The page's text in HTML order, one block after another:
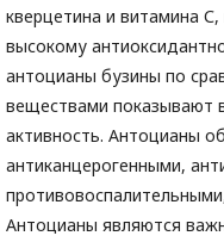
кверцетина и витамина
высокому
антоцианы бузины по
веществами показывают
активность. Антоцианы
антиканцерогенными,
Антоцианы являются